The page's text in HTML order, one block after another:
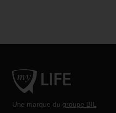
Une marque du groupe BIL